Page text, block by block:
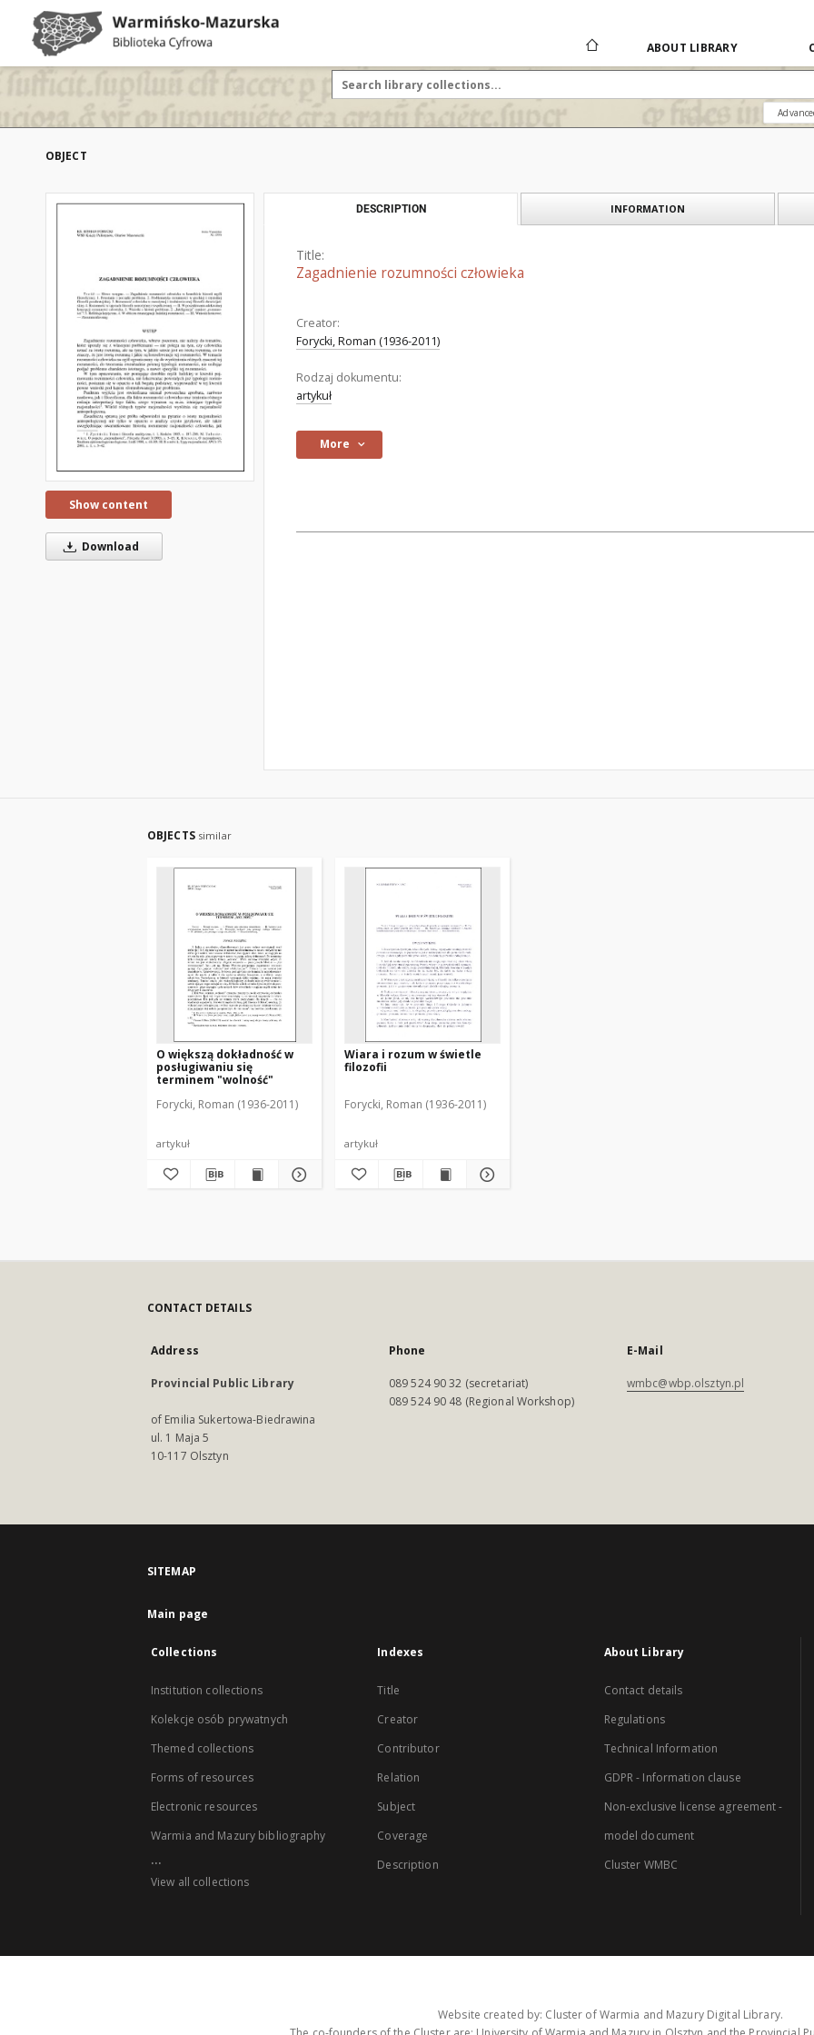
ABOUT LIBRARY
OBJECT
Show content
Download
DESCRIPTION INFORMATION
Title:
Zagadnienie rozumności człowieka
Creator:
Forycki, Roman (1936-2011)
Rodzaj dokumentu:
artykuł
More
OBJECTS similar
O większą dokładność w
posługiwaniu się
terminem "wolność"
Forycki, Roman (1936-2011)
artykuł
Wiara i rozum w świetle
filozofii
Forycki, Roman (1936-2011)
artykuł
CONTACT DETAILS
Address
Provincial Public Library
of Emilia Sukertowa-Biedrawina
ul. 1 Maja 5
10-117 Olsztyn
Phone
089 524 90 32 (secretariat)
089 524 90 48 (Regional Workshop)
E-Mail
wmbc@wbp.olsztyn.pl
SITEMAP
Main page
Collections
Institution collections
Kolekcje osób prywatnych
Themed collections
Forms of resources
Electronic resources
Warmia and Mazury bibliography
...
View all collections
Indexes
Title
Creator
Contributor
Relation
Subject
Coverage
Description
About Library
Contact details
Regulations
Technical Information
GDPR - Information clause
Non-exclusive license agreement -
model document
Cluster WMBC
Website created by: Cluster of Warmia and Mazury Digital Library.